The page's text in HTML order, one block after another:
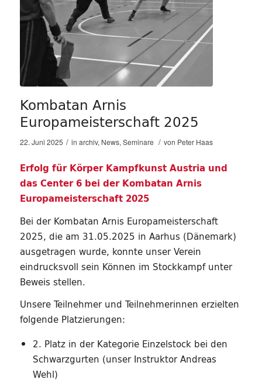
Kombatan Arnis
Europameisterschaft 2025
22. Juni 2025 / in archiv, News, Seminare / von Peter Haas
Erfolg für Körper Kampfkunst Austria und
das Center 6 bei der Kombatan Arnis
Europameisterschaft 2025
Bei der Kombatan Arnis Europameisterschaft
2025, die am 31.05.2025 in Aarhus (Dänemark)
ausgetragen wurde, konnte unser Verein
eindrucksvoll sein Können im Stockkampf unter
Beweis stellen.
Unsere Teilnehmer und Teilnehmerinnen erzielten
folgende Platzierungen:
2. Platz in der Kategorie Einzelstock bei den
Schwarzgurten (unser Instruktor Andreas
Wehl)